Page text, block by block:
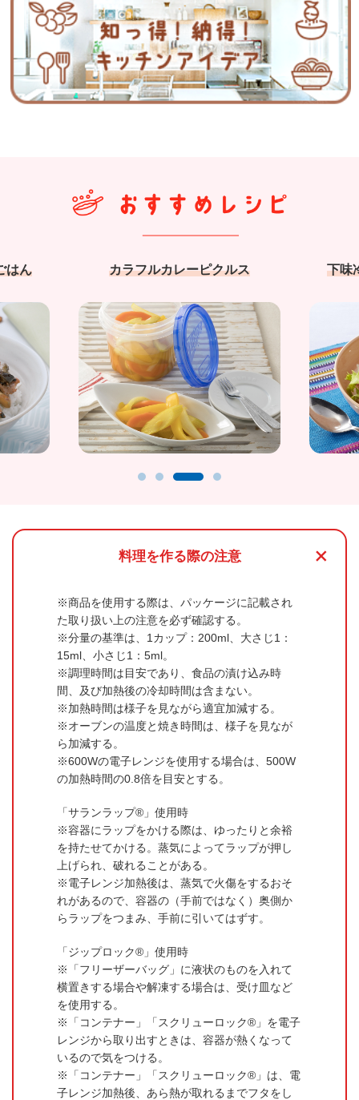
はん カラフルカレーピクルス 下味
+
料理を作る際の注意
商品を使用する際は、パッケージに記載され
た取り扱い上の注意を必ず確認する。
分量の基準は、1カップ：200ml、大さじ1：
15ml、小さじ1：5ml。
調理時間は目安であり、食品の漬け込み時
間、及び加熱後の冷却時間は含まない。
加熱時間は様子を見ながら適宜加減する。
オーブンの温度と焼き時間は、様子を見なが
ら加減する。
600Wの電子レンジを使用する場合は、500W
の加熱時間の0.8倍を目安とする。
「サランラップ®」使用時
容器にラップをかける際は、ゆったりと余裕
を持たせてかける。蒸気によってラップが押し
上げられ、破れることがある。
電子レンジ加熱後は、蒸気で火傷をするおそ
れがあるので、容器の（手前ではなく）奥側か
らラップをつまみ、手前に引いてはずす。
「ジップロック®」使用時
「フリーザーバッグ」に液状のものを入れて
横置きする場合や解凍する場合は、受け皿など
を使用する。
「コンテナー」「スクリューロック®」を電子
レンジから取り出すときは、容器が熱くなって
いるので気をつける。
「コンテナー」「スクリューロック®」は、電
子レンジ加熱後、あら熱が取れるまでフタをし